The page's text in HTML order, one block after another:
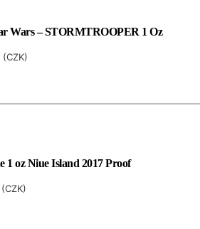
Wars – STORMTROOPER 1 Oz
(CZK)
1 oz Niue Island 2017 Proof
(CZK)